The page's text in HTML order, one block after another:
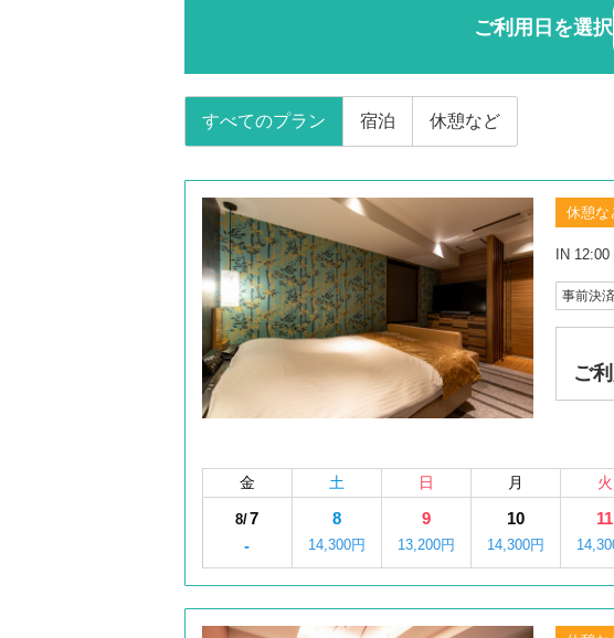
ご利用日を選択
すべてのプラン 宿泊 休憩など
休憩な
IN
事前決
ご
金 土 日 月 火
8/7
-
8
14,300円
9
13,200円
10
14,300円
11